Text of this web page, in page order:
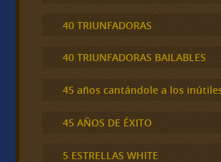
40 TRIUNFADORAS
40 TRIUNFADORAS BAILABLES
45 años cantándole a los
45 AÑOS DE ÉXITO
5 ESTRELLAS WHITE